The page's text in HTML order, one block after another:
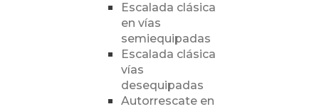
Escalada clásica
en vías
semiequipadas
Escalada clásica
vías
desequipadas
Autorrescate en